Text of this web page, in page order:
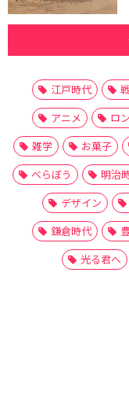
江戸時代
アニメ
ロ
雑学
お菓子
べらぼう
明治
デザイン
鎌倉時代
光る君へ